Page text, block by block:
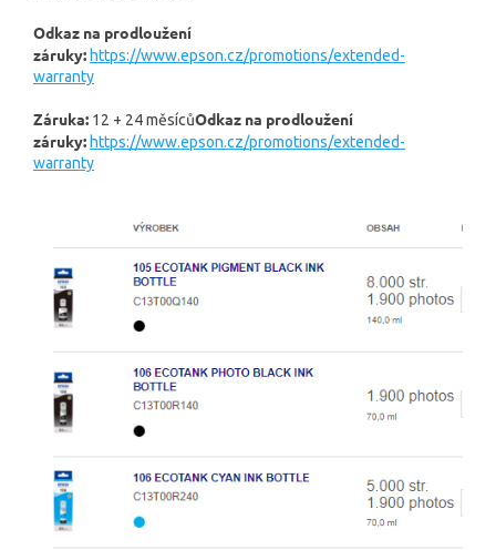
Odkaz na prodloužení
záruky: https://www.epson.cz/promotions/extended-
warranty
Záruka: 12 + 24 měsícůOdkaz na prodloužení
záruky: https://www.epson.cz/promotions/extended-
warranty